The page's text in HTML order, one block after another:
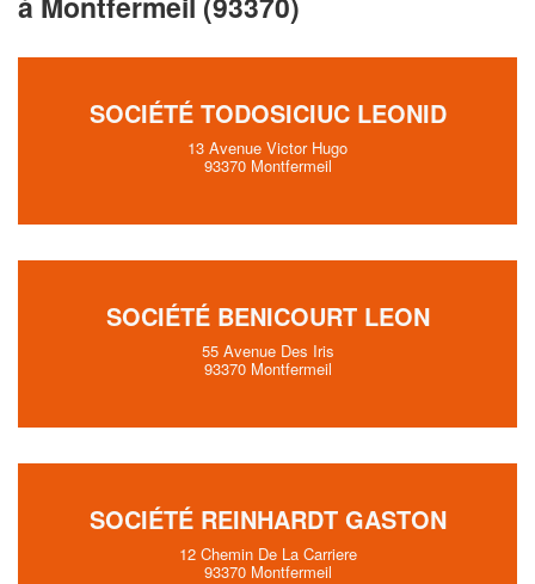
SOCIÉTÉ TODOSICIUC LEONID
13 Avenue Victor Hugo
93370 Montfermeil
SOCIÉTÉ BENICOURT LEON
55 Avenue Des Iris
93370 Montfermeil
SOCIÉTÉ REINHARDT GASTON
12 Chemin De La Carriere
93370 Montfermeil